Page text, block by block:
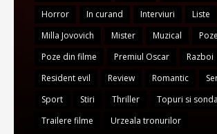
Horror
In curand Interviuri
Liste
Milla Jovovich
Mister Muzical
Poze din filme
Premiul Oscar Razboi
Resident evil
Review Romantic
Sport
Stiri Thriller
Topuri si
Trailere filme
Urzeala tronurilor